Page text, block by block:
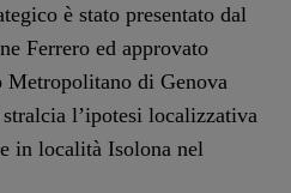
è stato presentato dal
Ferrero ed approvato
di Genova
l’ipotesi localizzativa
in località Isolona nel